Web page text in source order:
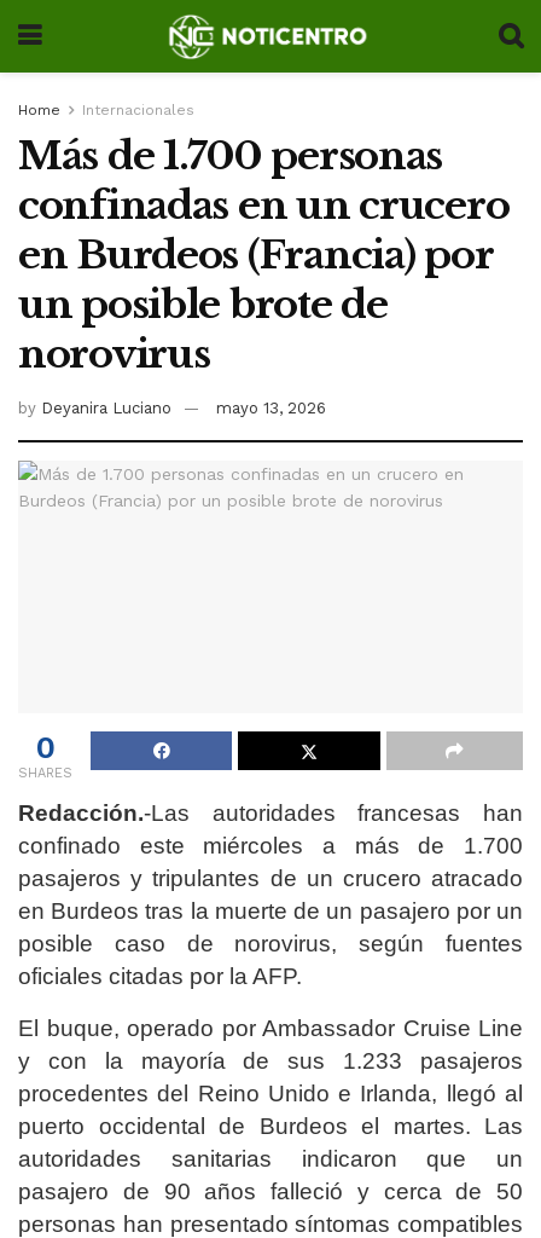
Home Internacionales
Más de 1.700 personas
confinadas en un crucero
en Burdeos (Francia) por
un posible brote de
norovirus
by Deyanira Luciano mayo 13, 2026
0
SHARES
Redacción.-Las autoridades francesas han
confinado este miércoles a más de 1.700
pasajeros y tripulantes de un crucero atracado
en Burdeos tras la muerte de un pasajero por un
posible caso de norovirus, según fuentes
oficiales citadas por la AFP.
El buque, operado por Ambassador Cruise Line
y con la mayoría de sus 1.233 pasajeros
procedentes del Reino Unido e Irlanda, llegó al
puerto occidental de Burdeos el martes. Las
autoridades sanitarias indicaron que un
pasajero de 90 años falleció y cerca de 50
personas han presentado síntomas compatibles